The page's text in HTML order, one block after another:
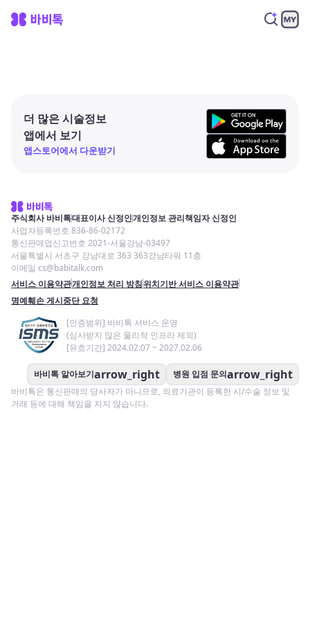
더 많은 시술정보
앱에서 보기
앱스토어에서 다운받기
주식회사 바비톡대표이사 신정인개인정보 관리책임자 신정인
사업자등록번호 836-86-02172
통신판매업신고번호 2021-서울강남-03497
서울특별시 서초구 강남대로 363 363강남타워 11층
이메일 cs@babitalk.com
서비스 이용약관개인정보 처리 방침위치기반 서비스 이용약관
명예훼손 게시중단 요청
[인증범위] 바비톡 서비스 운영
(심사받지 않은 물리적 인프라 제외)
[유효기간] 2024.02.07 ~ 2027.02.06
바비톡 알아보기arrow_right 병원 입점 문의arrow_right
바비톡은 통신판매의 당사자가 아니므로, 의료기관이 등록한 시/수술 정보 및
거래 등에 대해 책임을 지지 않습니다.